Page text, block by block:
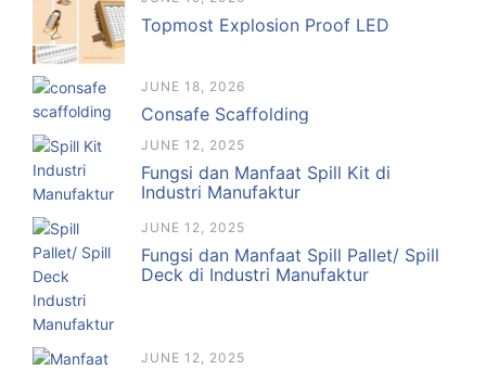
Topmost Explosion Proof LED
JUNE 18, 2026
Consafe Scaffolding
JUNE 12, 2025
Fungsi dan Manfaat Spill Kit di
Industri Manufaktur
JUNE 12, 2025
Fungsi dan Manfaat Spill Pallet/ Spill
Deck di Industri Manufaktur
JUNE 12, 2025